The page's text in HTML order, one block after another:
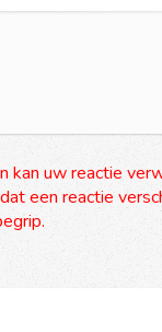
kan uw reactie
een reactie